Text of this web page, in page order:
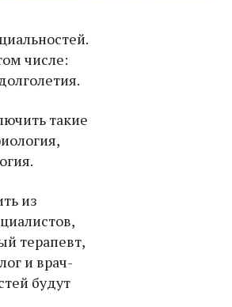
числе:
такие
из
терапевт,
и врач-
будут
Владимир Якушев передал бойцам